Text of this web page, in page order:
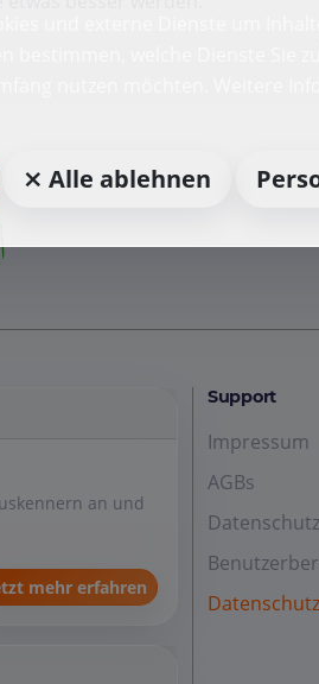
an und
mehr erfahren
Support
Impressum
AGBs
⨯ Alle ablehnen